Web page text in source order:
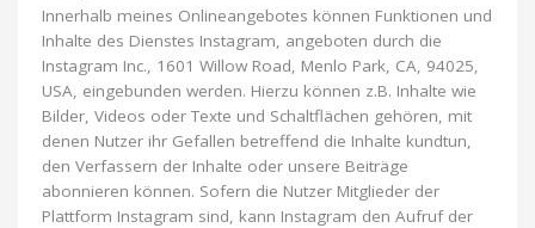
Innerhalb meines Onlineangebotes können Funktionen und
Inhalte des Dienstes Instagram, angeboten durch die
Instagram Inc., 1601 Willow Road, Menlo Park, CA, 94025,
USA, eingebunden werden. Hierzu können z.B. Inhalte wie
Bilder, Videos oder Texte und Schaltflächen gehören, mit
denen Nutzer ihr Gefallen betreffend die Inhalte kundtun,
den Verfassern der Inhalte oder unsere Beiträge
abonnieren können. Sofern die Nutzer Mitglieder der
Plattform Instagram sind, kann Instagram den Aufruf der